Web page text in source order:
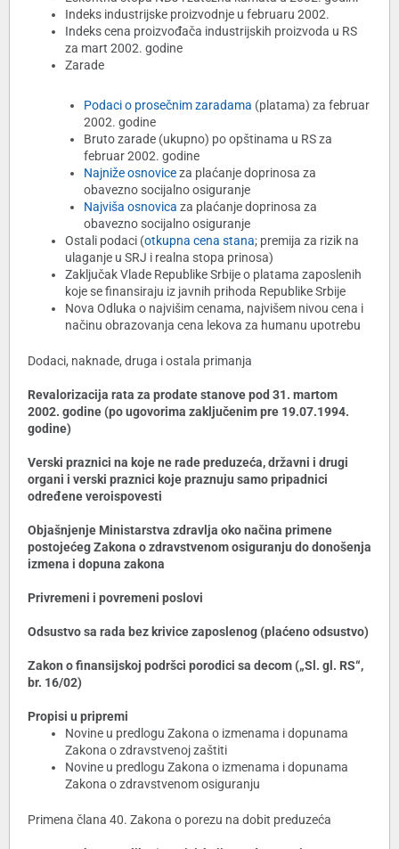
Indeks industrijske proizvodnje u februaru 2002.
Indeks cena proizvođača industrijskih proizvoda u RS
za mart 2002. godine
Zarade
Podaci o prosečnim zaradama (platama) za februar
2002. godine
Bruto zarade (ukupno) po opštinama u RS za
februar 2002. godine
Najniže osnoviceza plaćanje doprinosa za
obavezno socijalno osiguranje
Najviša osnovica za plaćanje doprinosa za
obavezno socijalno osiguranje
Ostali podaci (otkupna cena stana; premija za rizik na
ulaganje u SRJ i realna stopa prinosa)
Zaključak Vlade Republike Srbije o platama zaposlenih
koje se finansiraju iz javnih prihoda Republike Srbije
Nova Odluka o najvišim cenama, najvišem nivou cena i
načinu obrazovanja cena lekova za humanu upotrebu
Dodaci, naknade, druga i ostala primanja
Revalorizacija rata za prodate stanove pod 31. martom
2002. godine (po ugovorima zaključenim pre 19.07.1994.
godine)
Verski praznici na koje ne rade preduzeća, državni i drugi
organi i verski praznici koje praznuju samo pripadnici
određene veroispovesti
Objašnjenje Ministarstva zdravlja oko načina primene
postojećeg Zakona o zdravstvenom osiguranju do donošenja
izmena i dopuna zakona
Privremeni i povremeni poslovi
Odsustvo sa rada bez krivice zaposlenog (plaćeno odsustvo)
Zakon o finansijskoj podršci porodici sa decom („Sl. gl. RS“,
br. 16/02)
Propisi u pripremi
Novine u predlogu Zakona o izmenama i dopunama
Zakona o zdravstvenoj zaštiti
Novine u predlogu Zakona o izmenama i dopunama
Zakona o zdravstvenom osiguranju
Primena člana 40. Zakona o porezu na dobit preduzeća